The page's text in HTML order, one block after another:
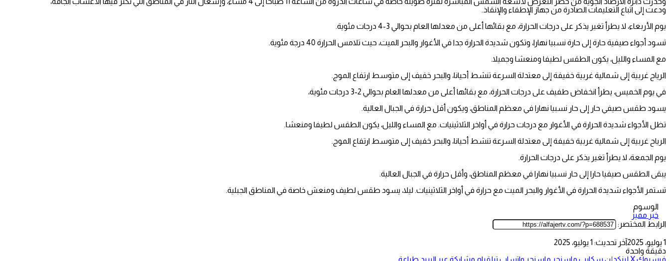
ودعت إلى اتباع التعليمات الصادرة من جهاز الإطفاء والإنقاذ.
يوم الأربعاء، لا يطرأ تغير يذكر على درجات الحرارة، مع بقائها أعلى من معدلها العام بحوالي 3-4 درجات مئوية.
تسود أجواء صيفية حارة إلى حارة نسبيا نهارا، وتكون شديدة الحرارة جدا في الأغوار والبحر الميت، حيث تلامس الحرارة 40 درجة مئوية.
مع المساء والليل، يكون الطقس لطيفا ومنعشا وجميلا.
الرياح غربية إلى شمالية غربية خفيفة إلى معتدلة السرعة تنشط أحيانا، والبحر خفيف إلى متوسط ارتفاع الموج.
في يوم الخميس، يطرأ انخفاض طفيف على درجات الحرارة، مع بقائها أعلى من معدلها العام بحوالي 2-3 درجات مئوية،
يسود طقس صيفي حار إلى حار نسبيا نهارا في معظم المناطق، ويكون أقل حرارة في الجبال العالية.
تظل الأجواء شديدة الحرارة في الأغوار مع درجات حرارة في أواخر الثلاثينيات. مع المساء والليل، يكون الطقس لطيفا ومنعشا.
الرياح غربية إلى شمالية غربية خفيفة إلى معتدلة السرعة تنشط أحيانا، والبحر خفيف إلى متوسط ارتفاع الموج.
يوم الجمعة، لا يطرأ تغير يذكر على درجات الحرارة.
يبقى الطقس صيفيا حارا إلى حار نسبيا نهارا في معظم المناطق، وأقل حرارة في الجبال العالية.
تستمر الأجواء شديدة الحرارة في الأغوار والبحر الميت مع حرارة في أواخر الثلاثينيات. ليلا، يسود طقس لطيف ومنعش خاصة في المناطق الجبلية.
الوسوم
خبر مميز
الرابط المختصر:
1 يوليو، 2025
آخر تحديث: 1 يوليو، 2025
دقيقة واحدة